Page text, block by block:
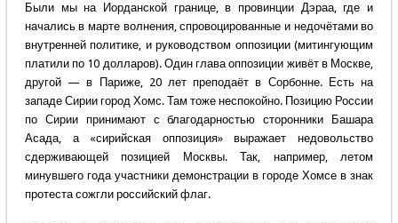
Были мы на Иорданской границе, в провинции Дэраа, где и
начались в марте волнения, спровоцированные и недочётами во
внутренней политике, и руководством оппозиции (митингующим
платили по 10 долларов). Один глава оппозиции живёт в Москве,
другой — в Париже, 20 лет преподаёт в Сорбонне. Есть на
западе Сирии город Хомс. Там тоже неспокойно. Позицию России
по Сирии принимают с благодарностью сторонники Башара
Асада, а «сирийская оппозиция» выражает недовольство
сдерживающей позицией Москвы. Так, например, летом
минувшего года участники демонстрации в городе Хомсе в знак
протеста сожгли российский флаг.